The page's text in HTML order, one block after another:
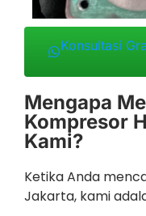
Konsultasi
Mengapa
Kompresor
Kami?
Ketika Anda
Jakarta, kami